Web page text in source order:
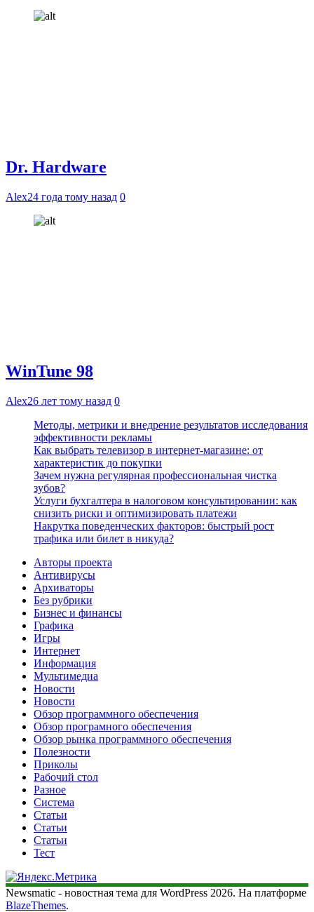
Dr. Hardware
Alex24 года тому назад 0
WinTune 98
Alex26 лет тому назад 0
Методы, метрики и внедрение результатов исследования
эффективности рекламы
Как выбрать телевизор в интернет-магазине: от
характеристик до покупки
Зачем нужна регулярная профессиональная чистка
зубов?
Услуги бухгалтера в налоговом консультировании: как
снизить риски и оптимизировать платежи
Накрутка поведенческих факторов: быстрый рост
трафика или билет в никуда?
Авторы проекта
Антивирусы
Архиваторы
Без рубрики
Бизнес и финансы
Графика
Игры
Интернет
Информация
Мультимедиа
Новости
Новости
Обзор программного обеспечения
Обзор програмного обеспечения
Обзор рынка программного обеспечения
Полезности
Приколы
Рабочий стол
Разное
Система
Статьи
Статьи
Статьи
Тест
Newsmatic - новостная тема для WordPress 2026. На платформе
BlazeThemes.